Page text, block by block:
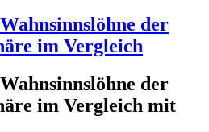
der
im Vergleich
der
im Vergleich mit